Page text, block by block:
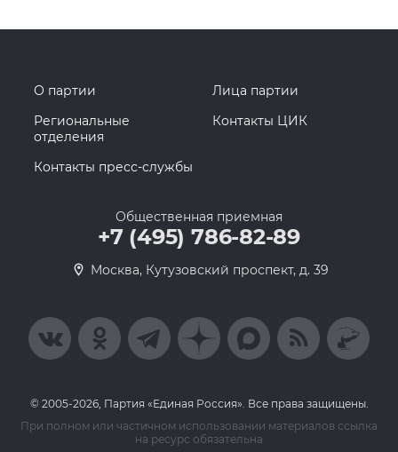
О партии
Лица партии
Региональные
отделения
Контакты ЦИК
Контакты пресс-службы
Общественная приемная
+7 (495) 786-82-89
Москва, Кутузовский проспект, д. 39
© 2005-2026, Партия «Единая Россия». Все права защищены.
При полном или частичном использовании материалов ссылка
на ресурс обязательна